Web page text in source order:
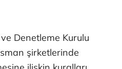
Denetleme Kurulu
şirketlerinde